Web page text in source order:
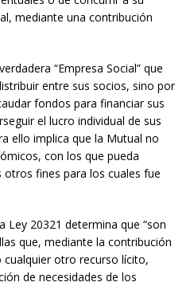
mediante una contribución
“Empresa Social” que
entre sus socios, sino por
fondos para financiar sus
el lucro individual de sus
ello implica que la Mutual no
con los que pueda
fines para los cuales fue
Ley 20321 determina que “son
que, mediante la contribución
otro recurso lícito,
de necesidades de los